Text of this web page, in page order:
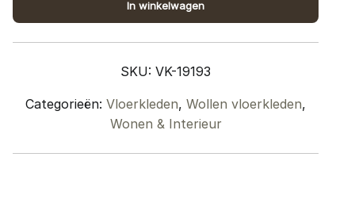
cm
In winkelwagen
SKU: VK-19193
Categorieën: Vloerkleden, Wollen vloerkleden,
Wonen & Interieur